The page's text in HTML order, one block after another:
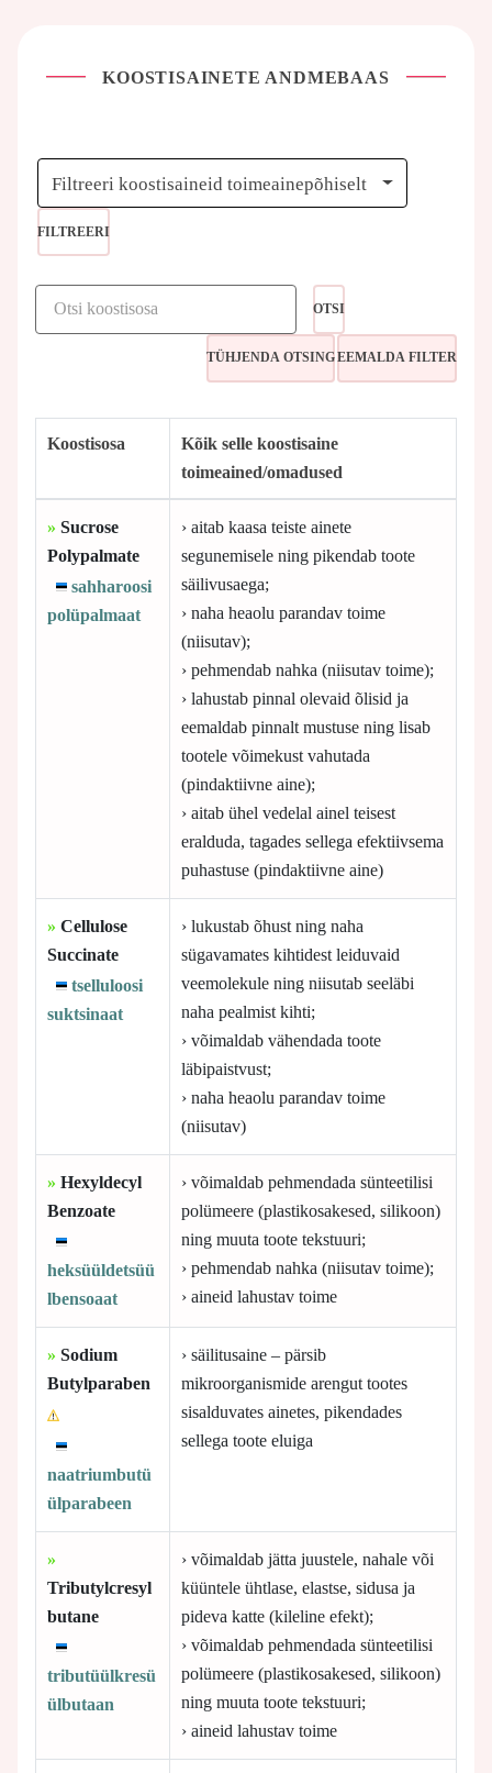
KOOSTISAINETE ANDMEBAAS
Filtreeri koostisaineid toimeainepõhiselt
FILTREERI
OTSI
Koostisosa
Kõik selle koostisaine
toimeained/omadused
» Sucrose
Polypalmate
sahharoosi
polüpalmaat
› aitab kaasa teiste ainete
segunemisele ning pikendab toote
säilivusaega;
› naha heaolu parandav toime
(niisutav);
› pehmendab nahka (niisutav toime);
› lahustab pinnal olevaid õlisid ja
eemaldab pinnalt mustuse ning lisab
tootele võimekust vahutada
(pindaktiivne aine);
› aitab ühel vedelal ainel teisest
eralduda, tagades sellega efektiivsema
puhastuse (pindaktiivne aine)
» Cellulose
Succinate
tselluloosi
suktsinaat
› lukustab õhust ning naha
sügavamates kihtidest leiduvaid
veemolekule ning niisutab seeläbi
naha pealmist kihti;
› võimaldab vähendada toote
läbipaistvust;
› naha heaolu parandav toime
(niisutav)
» Hexyldecyl
Benzoate
heksüüldetsüü
lbensoaat
› võimaldab pehmendada sünteetilisi
polümeere (plastikosakesed, silikoon)
ning muuta toote tekstuuri;
› pehmendab nahka (niisutav toime);
› aineid lahustav toime
» Sodium
Butylparaben
naatriumbutü
ülparabeen
› säilitusaine – pärsib
mikroorganismide arengut tootes
sisalduvates ainetes, pikendades
sellega toote eluiga
»
Tributylcresyl
butane
tributüülkresü
ülbutaan
› võimaldab jätta juustele, nahale või
küüntele ühtlase, elastse, sidusa ja
pideva katte (kileline efekt);
› võimaldab pehmendada sünteetilisi
polümeere (plastikosakesed, silikoon)
ning muuta toote tekstuuri;
› aineid lahustav toime